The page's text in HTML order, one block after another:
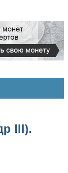
III).